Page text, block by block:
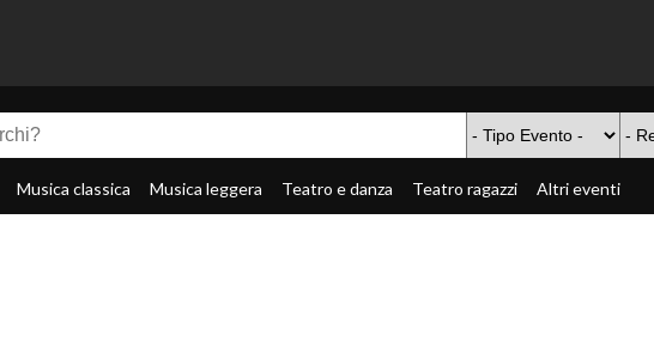
Musica classica Musica leggera Teatro e danza Teatro ragazzi Altri eventi